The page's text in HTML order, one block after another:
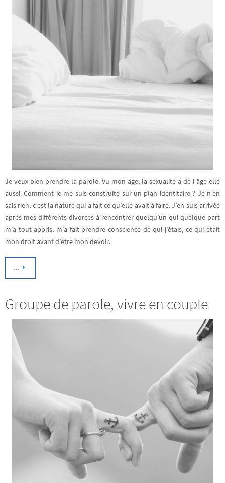
Je veux bien prendre la parole. Vu mon âge, la sexualité a de l’âge elle
aussi. Comment je me suis construite sur un plan identitaire ? Je n’en
sais rien, c’est la nature qui a fait ce qu’elle avait à faire. J’en suis arrivée
après mes différents divorces à rencontrer quelqu’un qui quelque part
m’a tout appris, m’a fait prendre conscience de qui j’étais, ce qui était
mon droit avant d’être mon devoir.
Groupe de parole, vivre en couple